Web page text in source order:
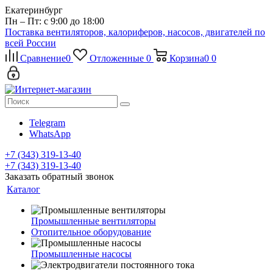
Екатеринбург
Пн – Пт: с 9:00 до 18:00
Поставка вентиляторов, калориферов, насосов, двигателей по
всей России
Сравнение0 Отложенные 0 Корзина0 0
Telegram
WhatsApp
+7 (343) 319-13-40
+7 (343) 319-13-40
Заказать обратный звонок
Каталог
Промышленные вентиляторы
Отопительное оборудование
Промышленные насосы